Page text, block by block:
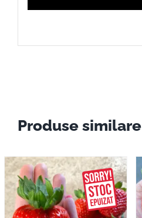
Produse similare